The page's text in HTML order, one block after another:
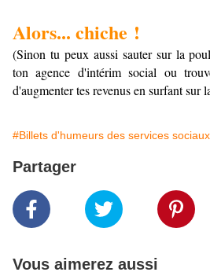
Alors... chiche !
(Sinon tu peux aussi sauter sur la
ton agence d'intérim social ou
d'augmenter tes revenus en surfant sur
#Billets d'humeurs des services sociaux
Partager
Vous aimerez aussi